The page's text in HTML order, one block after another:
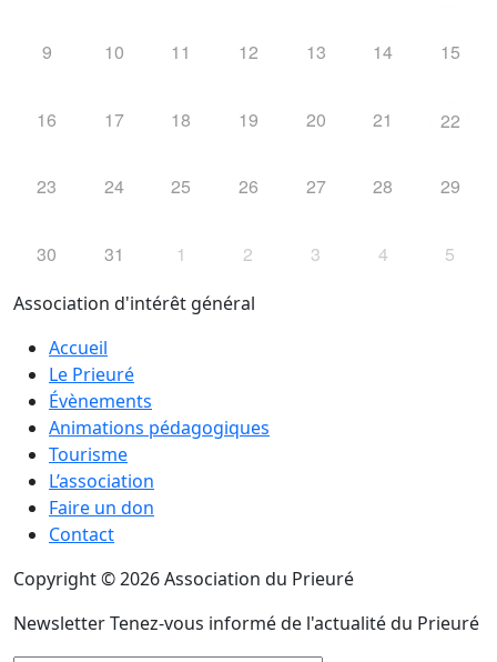
9 10 11 12 13 14 15
16 17 18 19 20 21 22
23 24 25 26 27 28 29
30 31 1 2 3 4 5
Association d'intérêt général
Accueil
Le Prieuré
Évènements
Animations pédagogiques
Tourisme
L’association
Faire un don
Contact
Copyright © 2026 Association du Prieuré
NewsletterTenez-vous informé de l'actualité du Prieuré